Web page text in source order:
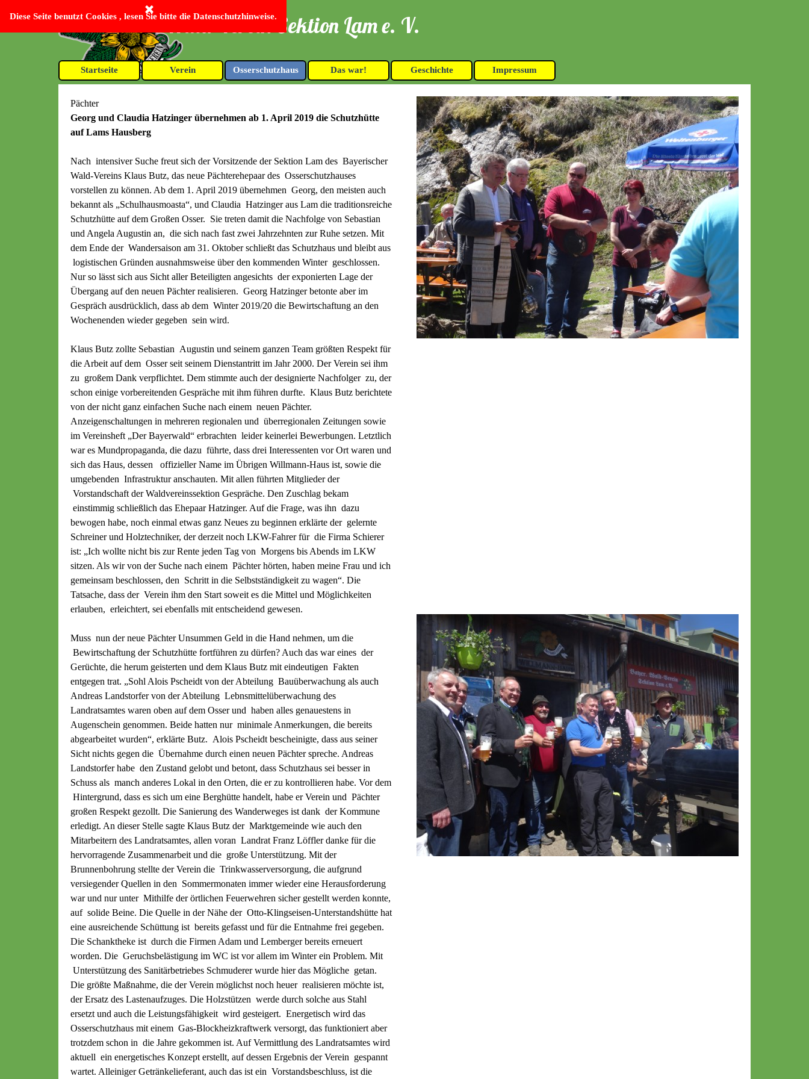
Diese Seite benutzt Cookies , lesen Sie bitte die Datenschutzhinweise.
Bayerischer Wald-Verein Sektion Lam e. V.
Menü überspringen
Startseite Verein ▼
Osserschutzhaus ▼
Das war! ▼
Geschichte ▼
Impressum
Pächter
Georg und Claudia Hatzinger übernehmen ab 1. April 2019 die Schutzhütte
auf Lams Hausberg
Nach intensiver Suche freut sich der Vorsitzende der Sektion Lam des Bayerischer
Wald-Vereins Klaus Butz, das neue Pächterehepaar des Osserschutzhauses
vorstellen zu können. Ab dem 1. April 2019 übernehmen Georg, den meisten auch
bekannt als „Schulhausmoasta“, und Claudia Hatzinger aus Lam die traditionsreiche
Schutzhütte auf dem Großen Osser. Sie treten damit die Nachfolge von Sebastian
und Angela Augustin an, die sich nach fast zwei Jahrzehnten zur Ruhe setzen. Mit
dem Ende der Wandersaison am 31. Oktober schließt das Schutzhaus und bleibt aus
logistischen Gründen ausnahmsweise über den kommenden Winter geschlossen.
Nur so lässt sich aus Sicht aller Beteiligten angesichts der exponierten Lage der
Übergang auf den neuen Pächter realisieren. Georg Hatzinger betonte aber im
Gespräch ausdrücklich, dass ab dem Winter 2019/20 die Bewirtschaftung an den
Wochenenden wieder gegeben sein wird.
Klaus Butz zollte Sebastian Augustin und seinem ganzen Team größten Respekt für
die Arbeit auf dem Osser seit seinem Dienstantritt im Jahr 2000. Der Verein sei ihm
zu großem Dank verpflichtet. Dem stimmte auch der designierte Nachfolger zu, der
schon einige vorbereitenden Gespräche mit ihm führen durfte. Klaus Butz berichtete
von der nicht ganz einfachen Suche nach einem neuen Pächter.
Anzeigenschaltungen in mehreren regionalen und überregionalen Zeitungen sowie
im Vereinsheft „Der Bayerwald“ erbrachten leider keinerlei Bewerbungen. Letztlich
war es Mundpropaganda, die dazu führte, dass drei Interessenten vor Ort waren und
sich das Haus, dessen offizieller Name im Übrigen Willmann-Haus ist, sowie die
umgebenden Infrastruktur anschauten. Mit allen führten Mitglieder der
Vorstandschaft der Waldvereinssektion Gespräche. Den Zuschlag bekam
einstimmig schließlich das Ehepaar Hatzinger. Auf die Frage, was ihn dazu
bewogen habe, noch einmal etwas ganz Neues zu beginnen erklärte der gelernte
Schreiner und Holztechniker, der derzeit noch LKW-Fahrer für die Firma Schierer
ist: „Ich wollte nicht bis zur Rente jeden Tag von Morgens bis Abends im LKW
sitzen. Als wir von der Suche nach einem Pächter hörten, haben meine Frau und ich
gemeinsam beschlossen, den Schritt in die Selbstständigkeit zu wagen“. Die
Tatsache, dass der Verein ihm den Start soweit es die Mittel und Möglichkeiten
erlauben, erleichtert, sei ebenfalls mit entscheidend gewesen.
Muss nun der neue Pächter Unsummen Geld in die Hand nehmen, um die
Bewirtschaftung der Schutzhütte fortführen zu dürfen? Auch das war eines der
Gerüchte, die herum geisterten und dem Klaus Butz mit eindeutigen Fakten
entgegen trat. „Sohl Alois Pscheidt von der Abteilung Bauüberwachung als auch
Andreas Landstorfer von der Abteilung Lebnsmittelüberwachung des
Landratsamtes waren oben auf dem Osser und haben alles genauestens in
Augenschein genommen. Beide hatten nur minimale Anmerkungen, die bereits
abgearbeitet wurden“, erklärte Butz. Alois Pscheidt bescheinigte, dass aus seiner
Sicht nichts gegen die Übernahme durch einen neuen Pächter spreche. Andreas
Landstorfer habe den Zustand gelobt und betont, dass Schutzhaus sei besser in
Schuss als manch anderes Lokal in den Orten, die er zu kontrollieren habe. Vor dem
Hintergrund, dass es sich um eine Berghütte handelt, habe er Verein und Pächter
großen Respekt gezollt. Die Sanierung des Wanderweges ist dank der Kommune
erledigt. An dieser Stelle sagte Klaus Butz der Marktgemeinde wie auch den
Mitarbeitern des Landratsamtes, allen voran Landrat Franz Löffler danke für die
hervorragende Zusammenarbeit und die große Unterstützung. Mit der
Brunnenbohrung stellte der Verein die Trinkwasserversorgung, die aufgrund
versiegender Quellen in den Sommermonaten immer wieder eine Herausforderung
war und nur unter Mithilfe der örtlichen Feuerwehren sicher gestellt werden konnte,
auf solide Beine. Die Quelle in der Nähe der Otto-Klingseisen-Unterstandshütte hat
eine ausreichende Schüttung ist bereits gefasst und für die Entnahme frei gegeben.
Die Schanktheke ist durch die Firmen Adam und Lemberger bereits erneuert
worden. Die Geruchsbelästigung im WC ist vor allem im Winter ein Problem. Mit
Unterstützung des Sanitärbetriebes Schmuderer wurde hier das Mögliche getan.
Die größte Maßnahme, die der Verein möglichst noch heuer realisieren möchte ist,
der Ersatz des Lastenaufzuges. Die Holzstützen werde durch solche aus Stahl
ersetzt und auch die Leistungsfähigkeit wird gesteigert. Energetisch wird das
Osserschutzhaus mit einem Gas-Blockheizkraftwerk versorgt, das funktioniert aber
trotzdem schon in die Jahre gekommen ist. Auf Vermittlung des Landratsamtes wird
aktuell ein energetisches Konzept erstellt, auf dessen Ergebnis der Verein gespannt
wartet. Alleiniger Getränkelieferant, auch das ist ein Vorstandsbeschluss, ist die